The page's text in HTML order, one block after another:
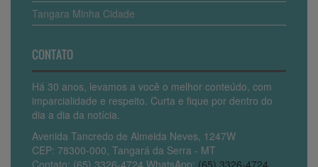
Tangara Minha Cidade
CONTATO
Há 30 anos, levamos a você o melhor conteúdo, com
imparcialidade e respeito. Curta e fique por dentro do
dia a dia da notícia.
Avenida Tancredo de Almeida Neves, 1247W
CEP: 78300-000, Tangará da Serra - MT
Contato: (65) 3326-4724 WhatsApp: (65) 3326-4724